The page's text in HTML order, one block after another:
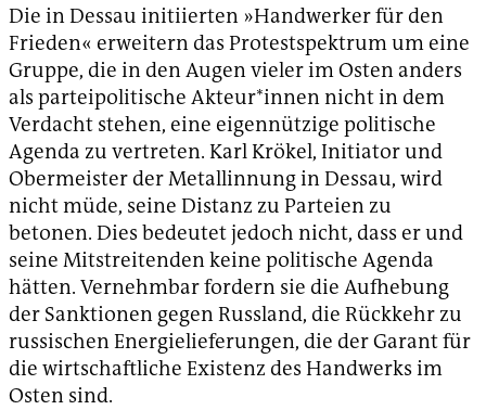
Die in Dessau initiierten »Handwerker für den
Frieden« erweitern das Protestspektrum um eine
Gruppe, die in den Augen vieler im Osten anders
als parteipolitische Akteur*innen nicht in dem
Verdacht stehen, eine eigennützige politische
Agenda zu vertreten. Karl Krökel, Initiator und
Obermeister der Metallinnung in Dessau, wird
nicht müde, seine Distanz zu Parteien zu
betonen. Dies bedeutet jedoch nicht, dass er und
seine Mitstreitenden keine politische Agenda
hätten. Vernehmbar fordern sie die Aufhebung
der Sanktionen gegen Russland, die Rückkehr zu
russischen Energielieferungen, die der Garant für
die wirtschaftliche Existenz des Handwerks im
Osten sind.